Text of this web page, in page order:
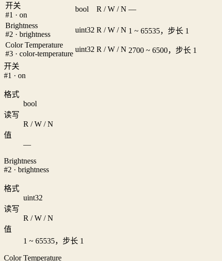
开关
#1 · on
bool R / W / N —
Brightness
#2 · brightness
uint32 R / W / N 1 ~ 65535，步长 1
Color Temperature
#3 · color-temperature
uint32 R / W / N 2700 ~ 6500，步长 1
开关
#1 · on
格式
bool
读写
R / W / N
值
—
Brightness
#2 · brightness
格式
uint32
读写
R / W / N
值
1 ~ 65535，步长 1
Color Temperature